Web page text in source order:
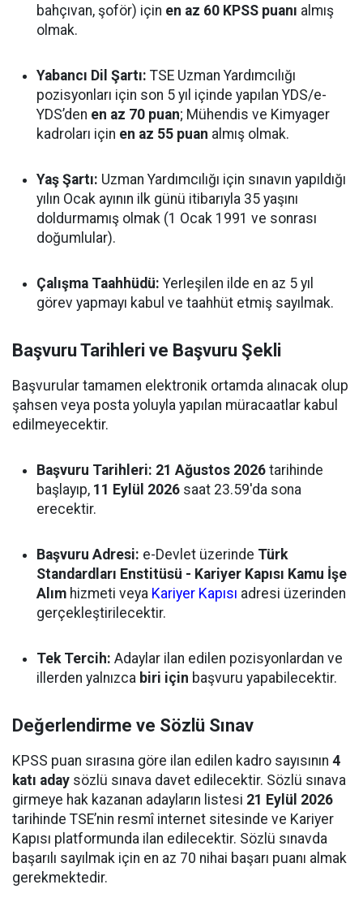
bahçıvan, şoför) için en az 60 KPSS puanı almış
olmak.
Yabancı Dil Şartı: TSE Uzman Yardımcılığı
pozisyonları için son 5 yıl içinde yapılan YDS/e-
YDS’den en az 70 puan; Mühendis ve Kimyager
kadroları için en az 55 puan almış olmak.
Yaş Şartı: Uzman Yardımcılığı için sınavın yapıldığı
yılın Ocak ayının ilk günü itibarıyla 35 yaşını
doldurmamış olmak (1 Ocak 1991 ve sonrası
doğumlular).
Çalışma Taahhüdü: Yerleşilen ilde en az 5 yıl
görev yapmayı kabul ve taahhüt etmiş sayılmak.
Başvuru Tarihleri ve Başvuru Şekli
Başvurular tamamen elektronik ortamda alınacak olup
şahsen veya posta yoluyla yapılan müracaatlar kabul
edilmeyecektir.
Başvuru Tarihleri: 21 Ağustos 2026 tarihinde
başlayıp, 11 Eylül 2026 saat 23.59'da sona
erecektir.
Başvuru Adresi: e-Devlet üzerinde Türk
Standardları Enstitüsü - Kariyer Kapısı Kamu İşe
Alım hizmeti veya Kariyer Kapısı adresi üzerinden
gerçekleştirilecektir.
Tek Tercih: Adaylar ilan edilen pozisyonlardan ve
illerden yalnızca biri için başvuru yapabilecektir.
Değerlendirme ve Sözlü Sınav
KPSS puan sırasına göre ilan edilen kadro sayısının 4
katı aday sözlü sınava davet edilecektir. Sözlü sınava
girmeye hak kazanan adayların listesi 21 Eylül 2026
tarihinde TSE’nin resmî internet sitesinde ve Kariyer
Kapısı platformunda ilan edilecektir. Sözlü sınavda
başarılı sayılmak için en az 70 nihai başarı puanı almak
gerekmektedir.